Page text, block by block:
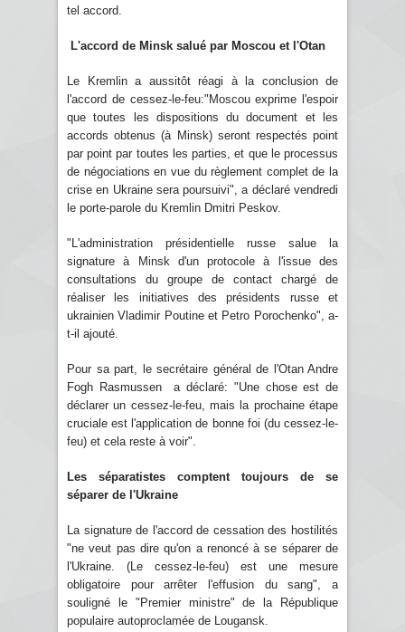
tel accord.
L'accord de Minsk salué par Moscou et l'Otan
Le Kremlin a aussitôt réagi à la conclusion de
l'accord de cessez-le-feu:"Moscou exprime l'espoir
que toutes les dispositions du document et les
accords obtenus (à Minsk) seront respectés point
par point par toutes les parties, et que le processus
de négociations en vue du règlement complet de la
crise en Ukraine sera poursuivi", a déclaré vendredi
le porte-parole du Kremlin Dmitri Peskov.
"L'administration présidentielle russe salue la
signature à Minsk d'un protocole à l'issue des
consultations du groupe de contact chargé de
réaliser les initiatives des présidents russe et
ukrainien Vladimir Poutine et Petro Porochenko", a-
t-il ajouté.
Pour sa part, le secrétaire général de l'Otan Andre
Fogh Rasmussen a déclaré: "Une chose est de
déclarer un cessez-le-feu, mais la prochaine étape
cruciale est l'application de bonne foi (du cessez-le-
feu) et cela reste à voir".
Les séparatistes comptent toujours de se
séparer de l'Ukraine
La signature de l'accord de cessation des hostilités
"ne veut pas dire qu'on a renoncé à se séparer de
l'Ukraine. (Le cessez-le-feu) est une mesure
obligatoire pour arrêter l'effusion du sang", a
souligné le "Premier ministre" de la République
populaire autoproclamée de Lougansk.